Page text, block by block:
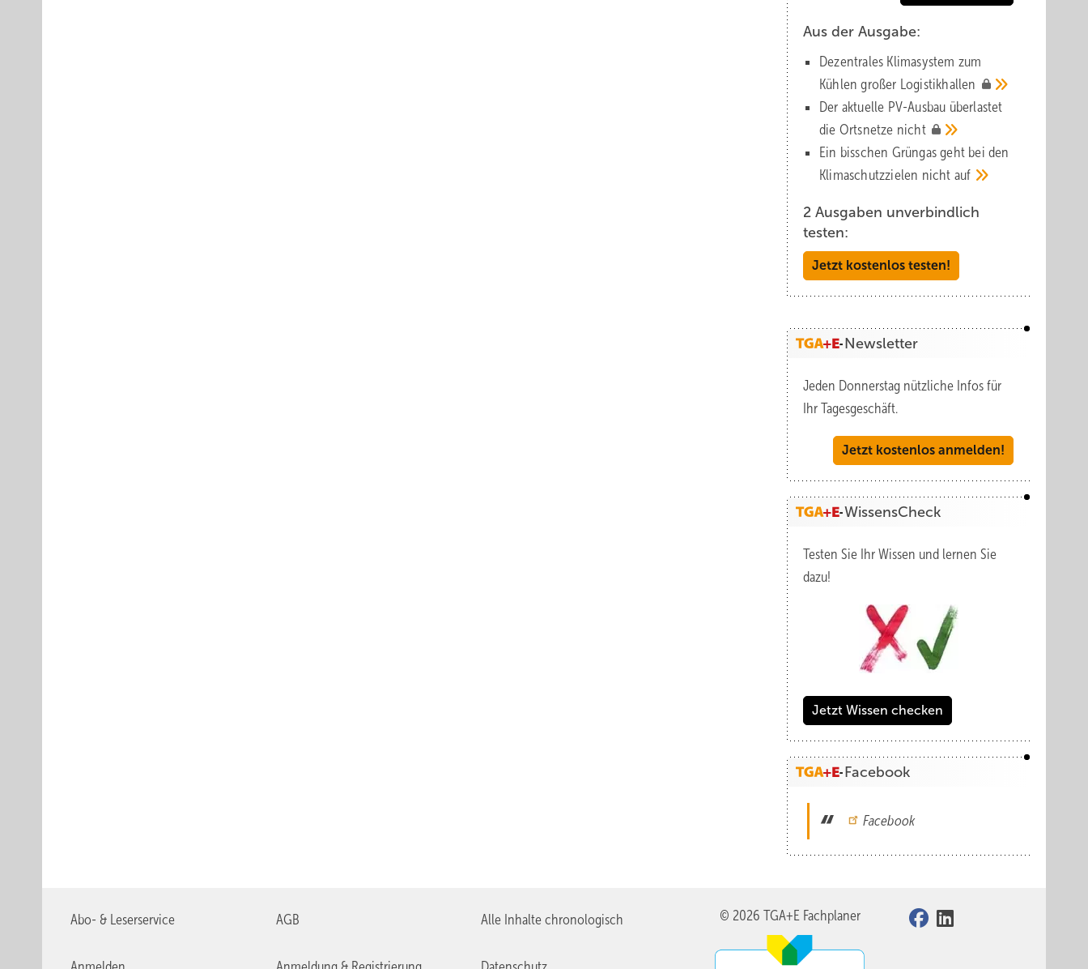
Aus der Ausgabe:
Dezentrales Klimasystem zum
Kühlen großer Logistik­hallen
Der aktuelle PV-Ausbau über­lastet
die Orts­netze nicht
Ein bisschen Grüngas geht bei den
Klima­schutz­zielen nicht auf
2 Ausgaben unverbindlich
testen:
Jetzt kostenlos testen!
Newsletter
Jeden Donnerstag nützliche Infos für
Ihr Tagesgeschäft.
Jetzt kostenlos anmelden!
WissensCheck
Testen Sie Ihr Wissen und lernen Sie
dazu!
Jetzt Wissen checken
Facebook
Facebook
Abo- & Leserservice AGB Alle Inhalte chronologisch © 2026 TGA+E Fachplaner